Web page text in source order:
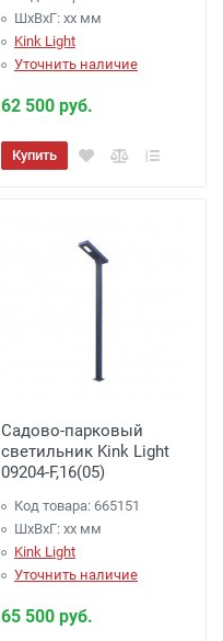
ШхВхГ: xx мм
Kink Light
Уточнить наличие
62 500 руб.
Купить
Садово-парковый
светильник Kink Light
09204-F,16(05)
Код товара: 665151
ШхВхГ: xx мм
Kink Light
Уточнить наличие
65 500 руб.